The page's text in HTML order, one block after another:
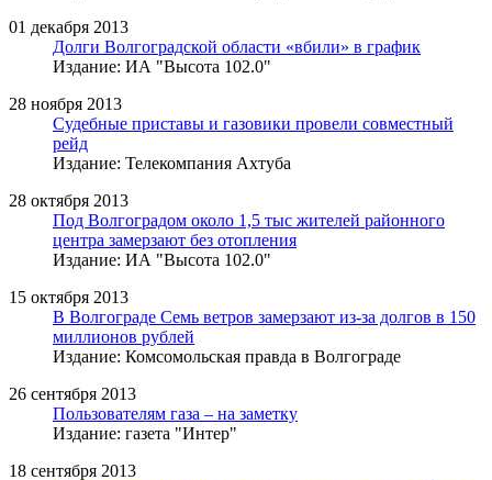
01 декабря 2013
Долги Волгоградской области «вбили» в график
Издание: ИА "Высота 102.0"
28 ноября 2013
Судебные приставы и газовики провели совместный
рейд
Издание: Телекомпания Ахтуба
28 октября 2013
Под Волгоградом около 1,5 тыс жителей районного
центра замерзают без отопления
Издание: ИА "Высота 102.0"
15 октября 2013
В Волгограде Семь ветров замерзают из-за долгов в 150
миллионов рублей
Издание: Комсомольская правда в Волгограде
26 сентября 2013
Пользователям газа – на заметку
Издание: газета "Интер"
18 сентября 2013